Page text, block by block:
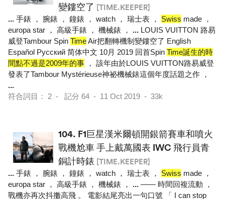
變鏤空了 [TIME.KEEPER]
... 手錶 ， 腕錶 ， 鐘錶 ， watch ， 瑞士表 ， Swiss made ，
europa star ， 高級手錶 ， 機械錶 ， ... LOUIS VUITTON 路易
威登Tambour Spin TimeAir把翻轉機制變鏤空了 English
Español Pусский 简体中文 10月 2019 回首Spin Time誕生的時
間點不過是2009年的事 ， 該年由於LOUIS VUITTON路易威登
發表了Tambour Mystérieuse神祕機械錶這個年度話題之作 ，
...
符合詞目： 2 - 記分 64 - 11 Oct 2019 - 33k
104. F1巨星漢米爾頓開銀箭賽車和噴火
戰機尬車 手上戴萬國表 IWC 飛行員青
銅計時錶 [TIME.KEEPER]
... 手錶 ， 腕錶 ， 鐘錶 ， watch ， 瑞士表 ， Swiss made ，
europa star ， 高級手錶 ， 機械錶 ， ... —— 時間回複流動 ，
戰機亦再次抖擻高飛 。 電影結尾亮出一句口號 「 I can stop